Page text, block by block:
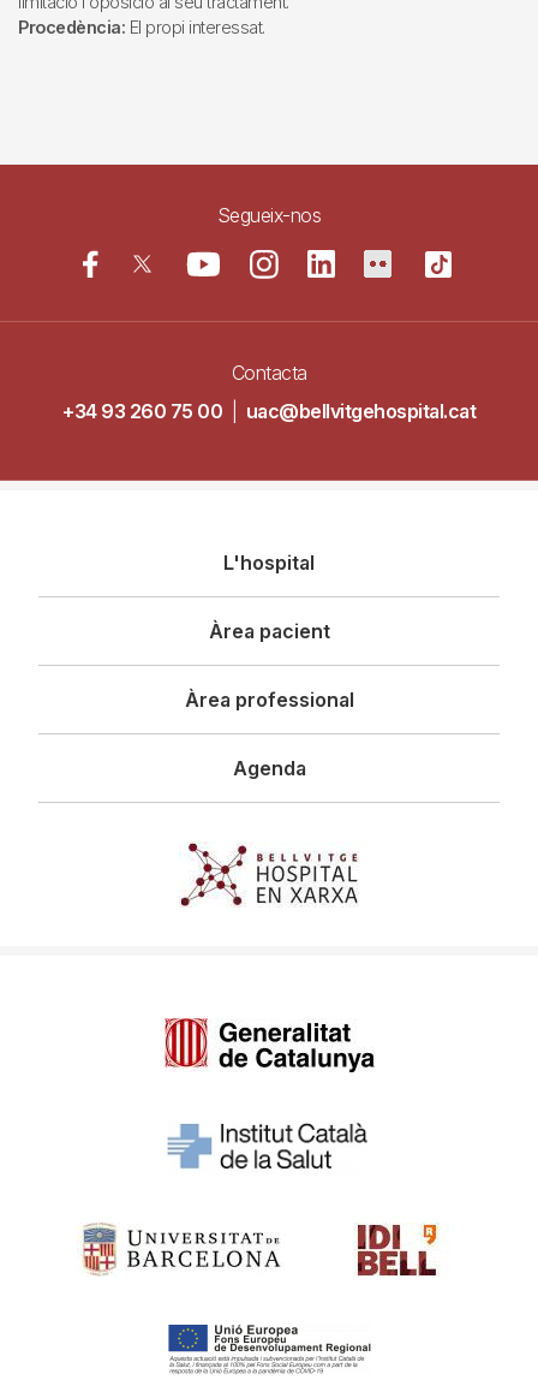
Procedència: El propi interessat.
Segueix-nos
Contacta
+34 93 260 75 00
uac@bellvitgehospital.cat
principal
L'hospital
Àrea pacient
Àrea professional
Agenda